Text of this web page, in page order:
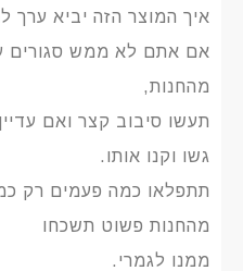
איך המוצר הזה יביא ערך
אם אתם לא ממש סגורים
מהחנות,
תעשו סיבוב קצר ואם
גשו וקנו אותו.
תתפלאו כמה פעמים רק
מהחנות פשוט תשכחו
ממנו לגמרי.